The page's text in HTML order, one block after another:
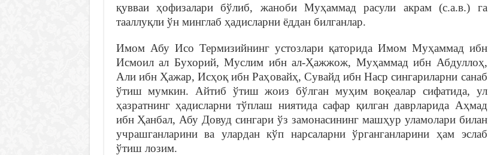
қувваи ҳофизалари бўлиб, жаноби Муҳаммад расули акрам (с.а.в.) га
тааллуқли ўн минглаб ҳадисларни ёддан билганлар.
Имом Абу Исо Термизийнинг устозлари қаторида Имом Муҳаммад ибн
Исмоил ал Бухорий, Муслим ибн ал-Ҳажжож, Муҳаммад ибн Абдуллоҳ,
Али ибн Ҳажар, Исҳоқ ибн Раҳовайҳ, Сувайд ибн Наср сингариларни санаб
ўтиш мумкин. Айтиб ўтиш жоиз бўлган муҳим воқеалар сифатида, ул
ҳазратнинг ҳадисларни тўплаш ниятида сафар қилган даврларида Аҳмад
ибн Ҳанбал, Абу Довуд сингари ўз замонасининг машҳур уламолари билан
учрашганларини ва улардан кўп нарсаларни ўрганганларини ҳам эслаб
ўтиш лозим.